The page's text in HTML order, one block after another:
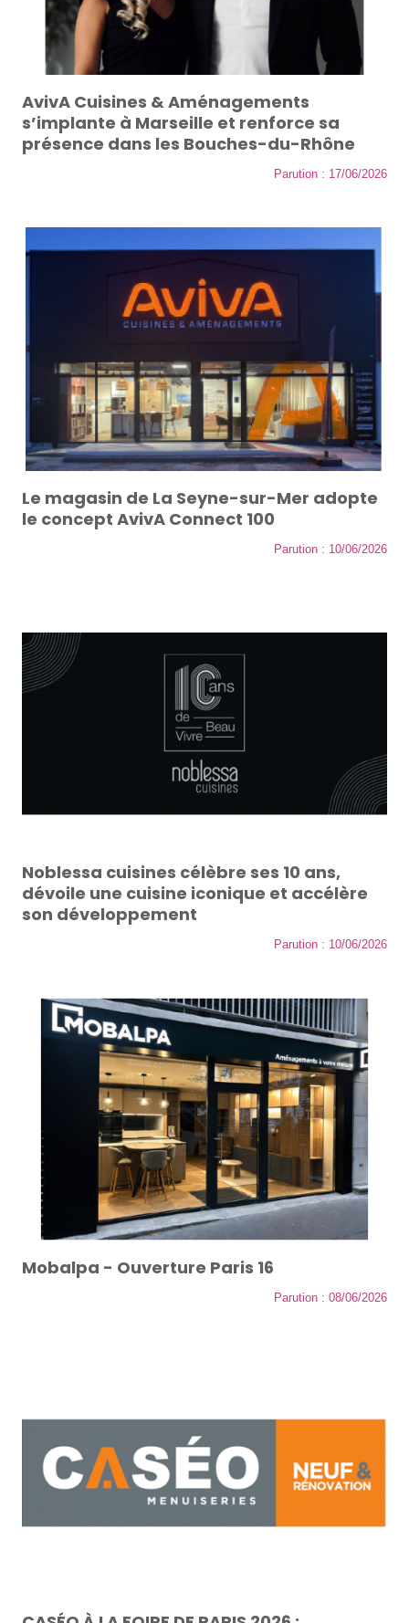
AvivA Cuisines & Aménagements
s’implante à Marseille et renforce sa
présence dans les Bouches-du-Rhône
Parution : 17/06/2026
Le magasin de La Seyne-sur-Mer adopte
le concept AvivA Connect 100
Parution : 10/06/2026
Noblessa cuisines célèbre ses 10 ans,
dévoile une cuisine iconique et accélère
son développement
Parution : 10/06/2026
Mobalpa - Ouverture Paris 16
Parution : 08/06/2026